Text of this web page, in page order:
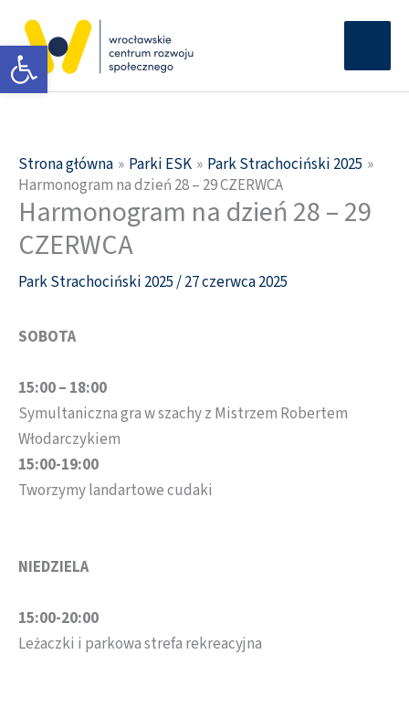
Otwórz pasek narzędzi
treści
Strona główna Parki ESK
Park Strachociński 2025
Harmonogram na dzień 28 – 29 CZERWCA
Harmonogram na dzień 28 – 29
CZERWCA
Park Strachociński 2025/27 czerwca 2025
SOBOTA
15:00 – 18:00
Symultaniczna gra w szachy z Mistrzem Robertem
Włodarczykiem
15:00-19:00
Tworzymy landartowe cudaki
NIEDZIELA
15:00-20:00
Leżaczki i parkowa strefa rekreacyjna